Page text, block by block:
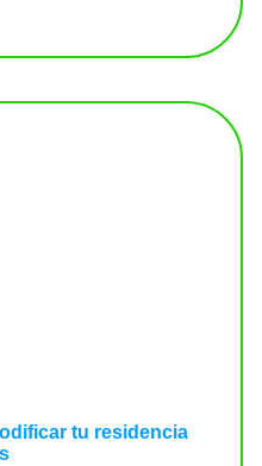
tu residencia